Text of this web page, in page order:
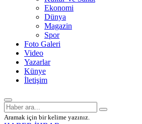
Ekonomi
Dünya
Magazin
Spor
Foto Galeri
Video
Yazarlar
Künye
İletişim
Aramak için bir kelime yazınız.